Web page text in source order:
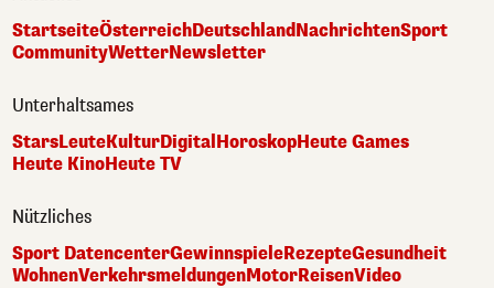
StartseiteÖsterreichDeutschlandNachrichtenSport
CommunityWetterNewsletter
Unterhaltsames
StarsLeuteKulturDigital HoroskopHeute Games
Heute KinoHeute TV
Nützliches
Sport DatencenterGewinnspieleRezepteGesundheit
WohnenVerkehrsmeldungenMotorReisenVideo